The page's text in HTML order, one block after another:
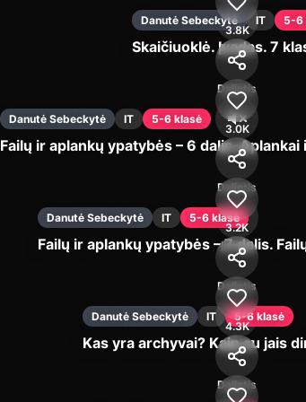
Įjungti
Danutė Sebeckytė IT 5-6
Skaičiuoklė. Įvadas. 7
3.8K
Dalintis
Įjungti
Danutė Sebeckytė IT 5-6 klasė
Failų ir aplankų ypatybės – 6 dalis.
3.0K
Dalintis
Įjungti
Danutė Sebeckytė IT 5-6 klasė
Failų ir aplankų ypatybės – 7 dalis.
3.2K
Dalintis
Įjungti
Danutė Sebeckytė IT 5-6 klasė
Kas yra archyvai? Kaip su jais
4.3K
Dalintis